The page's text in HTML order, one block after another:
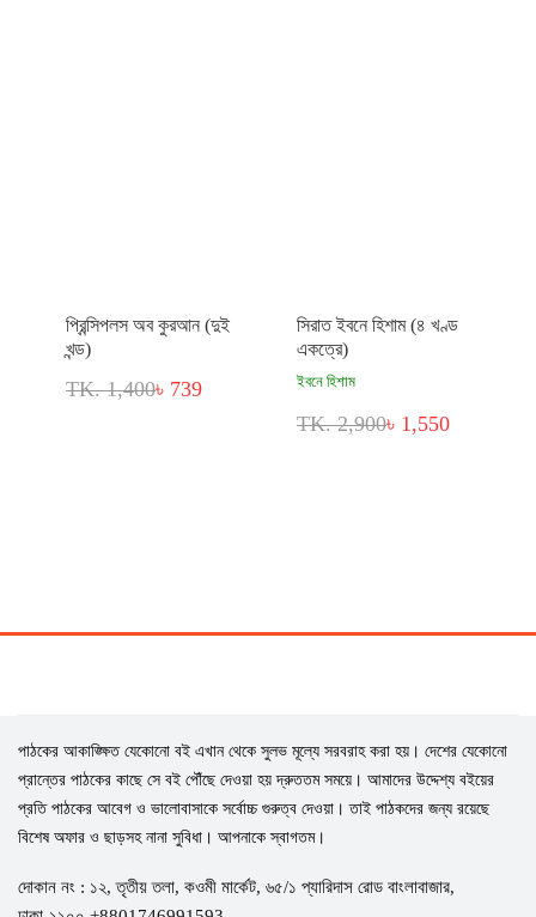
প্রিন্সিপলস অব কুরআন (দুই
খন্ড)
TK. 1,400৳ 739
সিরাত ইবনে হিশাম (৪ খণ্ড
একত্রে)
ইবনে হিশাম
TK. 2,900৳ 1,550
পাঠকের আকাঙ্ক্ষিত যেকোনো বই এখান থেকে সুলভ মূল্যে সরবরাহ করা হয়। দেশের যেকোনো
প্রান্তের পাঠকের কাছে সে বই পৌঁছে দেওয়া হয় দ্রুততম সময়ে। আমাদের উদ্দেশ্য বইয়ের
প্রতি পাঠকের আবেগ ও ভালোবাসাকে সর্বোচ্চ গুরুত্ব দেওয়া। তাই পাঠকদের জন্য রয়েছে
বিশেষ অফার ও ছাড়সহ নানা সুবিধা। আপনাকে স্বাগতম।
দোকান নং : ১২, তৃতীয় তলা, কওমী মার্কেট, ৬৫/১ প্যারিদাস রোড বাংলাবাজার,